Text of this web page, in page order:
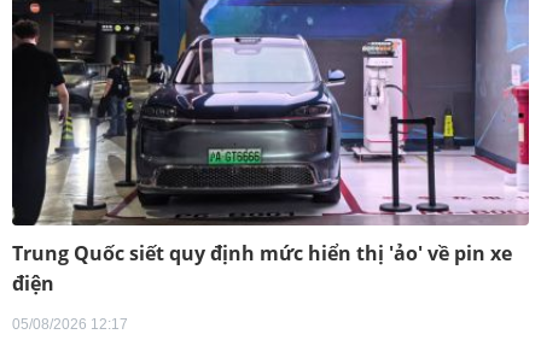
Trung Quốc siết quy định mức hiển thị 'ảo' về pin xe
điện
05/08/2026 12:17